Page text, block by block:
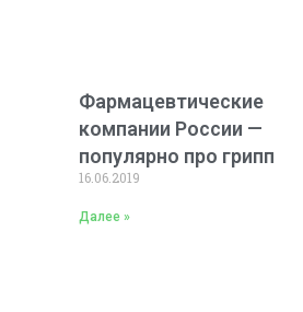
Фармацевтические
компании России —
популярно про грипп
16.06.2019
Далее »